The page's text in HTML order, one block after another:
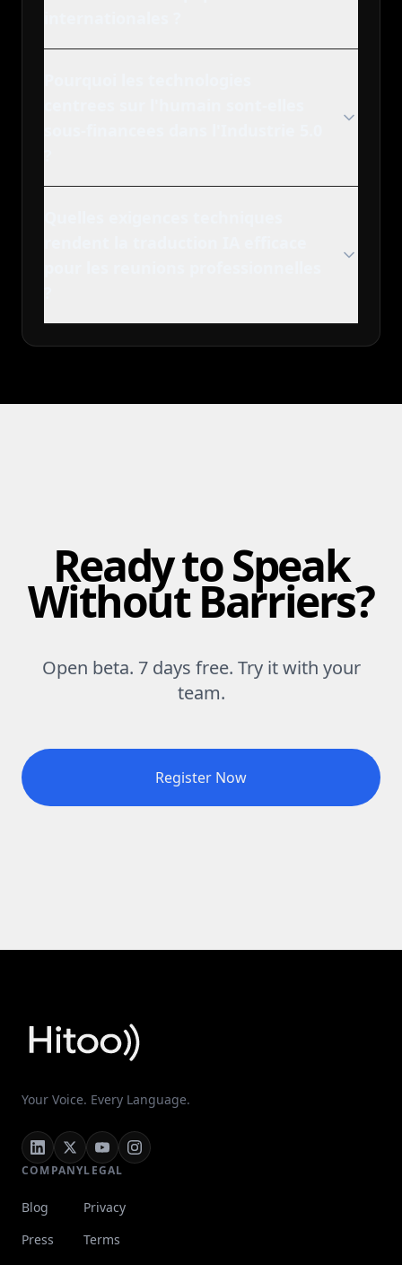
Ready to Speak
Without Barriers?
Open beta. 7 days free. Try it with your
team.
Register Now
Your Voice. Every Language.
COMPANY
Blog
Press
LEGAL
Privacy
Terms